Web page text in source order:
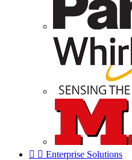
  Enterprise Solutions